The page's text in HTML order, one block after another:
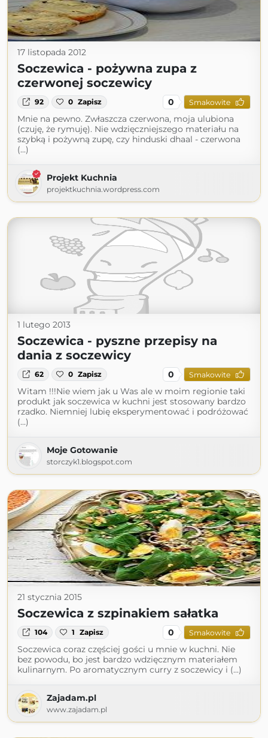
17 listopada 2012
Soczewica - pożywna zupa z
czerwonej soczewicy
92 0 Zapisz 0 Smakowite
Mnie na pewno. Zwłaszcza czerwona, moja ulubiona
(czuję, że rymuję). Nie wdzięczniejszego materiału na
szybką i pożywną zupę, czy hinduski dhaal - czerwona
(...)
Projekt Kuchnia
projektkuchnia.wordpress.com
1 lutego 2013
Soczewica - pyszne przepisy na
dania z soczewicy
62 0 Zapisz 0 Smakowite
Witam !!!Nie wiem jak u Was ale w moim regionie taki
produkt jak soczewica w kuchni jest stosowany bardzo
rzadko. Niemniej lubię eksperymentować i podróżować
(...)
Moje Gotowanie
storczyk1.blogspot.com
21 stycznia 2015
Soczewica z szpinakiem sałatka
104 1 Zapisz 0 Smakowite
Soczewica coraz częściej gości u mnie w kuchni. Nie
bez powodu, bo jest bardzo wdzięcznym materiałem
kulinarnym. Po aromatycznym curry z soczewicy i (...)
Zajadam.pl
www.zajadam.pl